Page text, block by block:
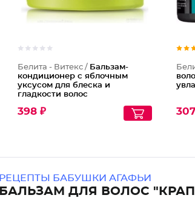
Белита - Витекс / Бальзам-
кондиционер с яблочным
уксусом для блеска и
гладкости волос
398 ₽
РЕЦЕПТЫ БАБУШКИ АГАФЬИ
БАЛЬЗАМ ДЛЯ ВОЛОС